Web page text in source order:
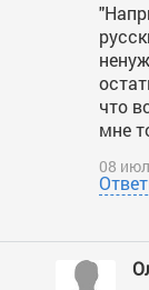
что
мне
08